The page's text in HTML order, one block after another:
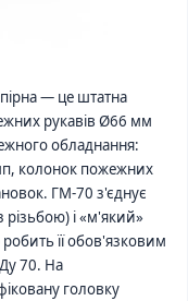
— це штатна
рукавів Ø66 мм
обладнання:
колонок пожежних
ГМ-70 з'єднує
і «м'який»
робить її обов'язковим
70. На
головку